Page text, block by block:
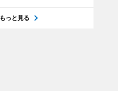
もっと見る